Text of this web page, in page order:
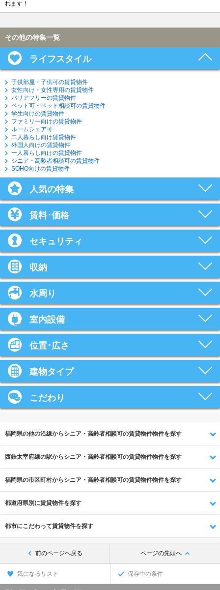
れます！
その他の特集一覧
ライフスタイル
子供部屋・子供可の賃貸物件
女性向け・女性専用の賃貸物件
バリアフリーの賃貸物件
ペット可・ペット相談可の賃貸物件
学生向けの賃貸物件
ファミリー向けの賃貸物件
ルームシェア可
二人暮らし向け賃貸物件
外国人向けの賃貸物件
一人暮らし向けの賃貸物件
シニア・高齢者相談可の賃貸物件
SOHO向けの賃貸物件
人気の特集
賃料･価格
セキュリティ
収納
水周り
室内設備
位置･広さ
建物タイプ
こだわり
福岡県の他の沿線からシニア・高齢者相談可の賃貸物件物件を探す
西鉄太宰府線の駅からシニア・高齢者相談可の賃貸物件物件を探す
福岡県の市区町村からシニア・高齢者相談可の賃貸物件物件を探す
都道府県別に賃貸物件を探す
都市にこだわって賃貸物件を探す
前のページへ戻る ページの先頭へ
気になるリスト 保存中の条件